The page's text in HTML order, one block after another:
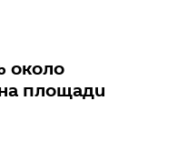
около
площади